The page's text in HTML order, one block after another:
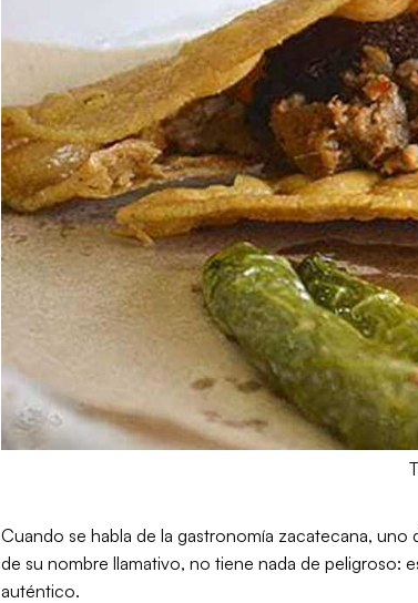
Cuando se habla de la gastronomía zacatecana,
de su nombre llamativo, no tiene nada de peligroso:
auténtico.